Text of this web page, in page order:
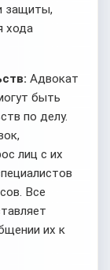
защиты,
хода
Адвокат
быть
по делу.
лиц с их
Все
их к